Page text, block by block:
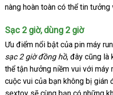
tốt
nàng hoàn toàn sửa
có thể tin tưởng
Sạc 2 giờgiá
bán
lẻ
, dùng 2 giờ
Ưu điểm nổi bật nhanh
nhất
của pin máy
sạc 2 giờ đồng hồnhanh
nhất
, đây nhập
khẩu
cũng là
thể tận hưởng niềm vui mini
với máy
cuộc vui phân
của bạn không bị gián